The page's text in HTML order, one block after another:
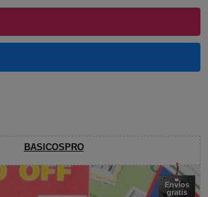
BASICOSPRO
Envíos
gratis